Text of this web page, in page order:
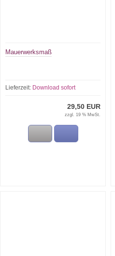
Mauerwerksmaß
Lieferzeit: Download sofort
29,50 EUR
zzgl. 19 % MwSt.